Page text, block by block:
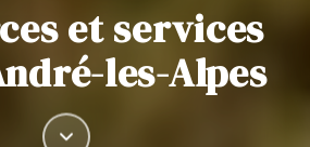
et services
les-Alpes